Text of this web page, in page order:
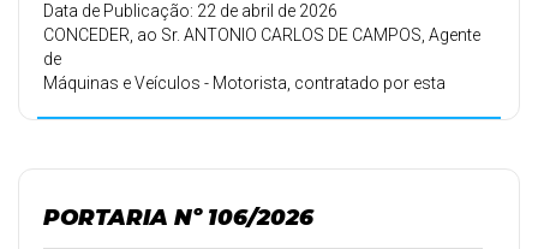
Data de Publicação: 22 de abril de 2026
CONCEDER, ao Sr. ANTONIO CARLOS DE CAMPOS, Agente
de
Máquinas e Veículos - Motorista, contratado por esta
PORTARIA Nº 106/2026